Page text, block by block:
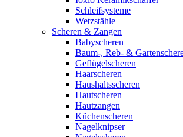
Schleifsysteme
Wetzstähle
Scheren & Zangen
Babyscheren
Baum-, Reb- &
Geflügelscheren
Haarscheren
Haushaltsscheren
Hautscheren
Hautzangen
Küchenscheren
Nagelknipser